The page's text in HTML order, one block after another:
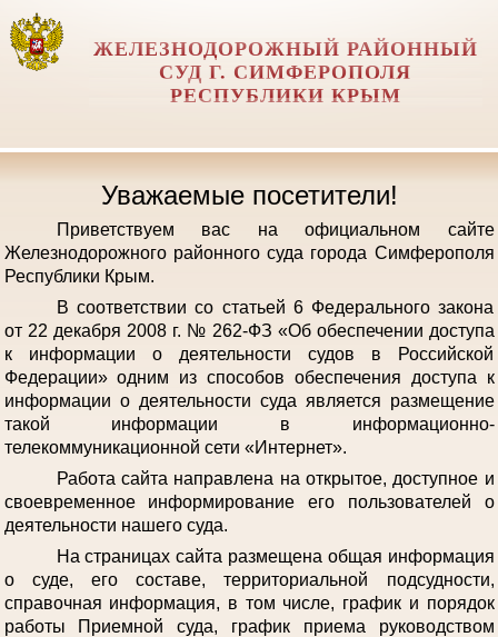
ЖЕЛЕЗНОДОРОЖНЫЙ РАЙОННЫЙ
СУД Г. СИМФЕРОПОЛЯ
РЕСПУБЛИКИ КРЫМ
Уважаемые посетители!
Приветствуем вас на официальном сайте
Железнодорожного районного суда города Симферополя
Республики Крым.
В соответствии со статьей 6 Федерального закона
от 22 декабря 2008 г. № 262-ФЗ «Об обеспечении доступа
к информации о деятельности судов в Российской
Федерации» одним из способов обеспечения доступа к
информации о деятельности суда является размещение
такой информации в информационно-
телекоммуникационной сети «Интернет».
Работа сайта направлена на открытое, доступное и
своевременное информирование его пользователей о
деятельности нашего суда.
На страницах сайта размещена общая информация
о суде, его составе, территориальной подсудности,
справочная информация, в том числе, график и порядок
работы Приемной суда, график приема руководством